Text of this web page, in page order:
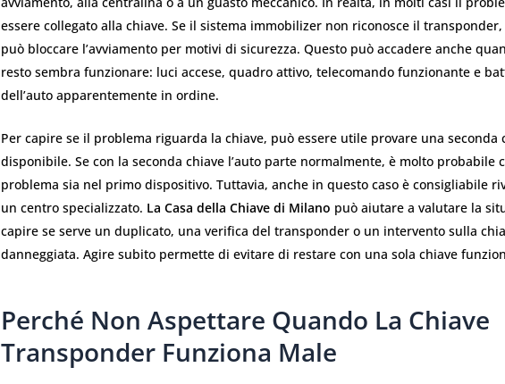
essere collegato alla chiave. Se il sistema immobilizer non riconosce il
può bloccare l’avviamento per motivi di sicurezza. Questo può accadere anche
resto sembra funzionare: luci accese, quadro attivo, telecomando funzionante e
dell’auto apparentemente in ordine.
Per capire se il problema riguarda la chiave, può essere utile provare una seconda
disponibile. Se con la seconda chiave l’auto parte normalmente, è molto probabile
problema sia nel primo dispositivo. Tuttavia, anche in questo caso è consigliabile
un centro specializzato. La Casa della Chiave di Milano può aiutare a valutare la
capire se serve un duplicato, una verifica del transponder o un intervento sulla
danneggiata. Agire subito permette di evitare di restare con una sola chiave
Perché Non Aspettare Quando La Chiave
Transponder Funziona Male